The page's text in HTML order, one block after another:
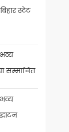
स्टेट
सम्मानित